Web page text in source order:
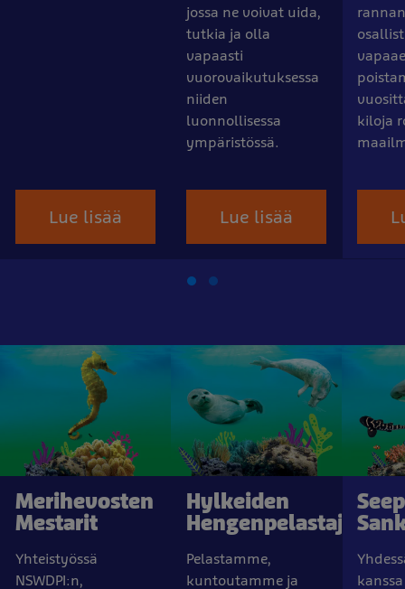
Lue lisää
jossa ne voivat uida,
tutkia ja olla
vapaasti
vuorovaikutuksessa
niiden
luonnollisessa
ympäristössä.
Lue lisää
kiloja
Merihevosten
Mestarit
Yhteistyössä
NSWDPI:n,
Hylkeiden
Hengenpelastajat
Pelastamme,
kuntoutamme ja